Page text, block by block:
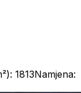
1813Namjena: